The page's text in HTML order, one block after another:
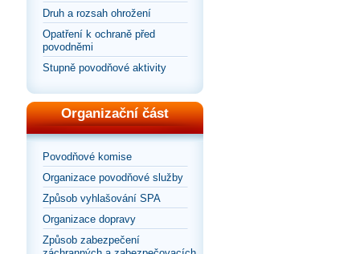
Druh a rozsah ohrožení
Opatření k ochraně před
povodněmi
Stupně povodňové aktivity
Organizační část
Povodňové komise
Organizace povodňové služby
Způsob vyhlašování SPA
Organizace dopravy
Způsob zabezpečení